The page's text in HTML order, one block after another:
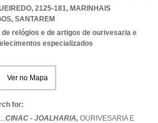
2125-181, MARINHAIS
, SANTAREM
relógios e de artigos de ourivesaria e
especializados
Ver no Mapa
for:
CINAC - JOALHARIA, OURIVESARIA E